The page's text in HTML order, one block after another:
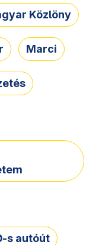
Közlöny
Marci
s autóút